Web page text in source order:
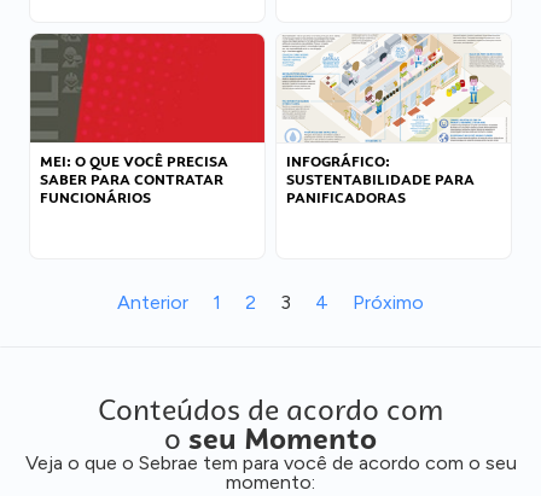
MEI: O QUE VOCÊ PRECISA
SABER PARA CONTRATAR
FUNCIONÁRIOS
INFOGRÁFICO:
SUSTENTABILIDADE PARA
PANIFICADORAS
Anterior 1 2 3 4 Próximo
Conteúdos de acordo com
o seu Momento
Veja o que o Sebrae tem para você de acordo com o seu
momento: